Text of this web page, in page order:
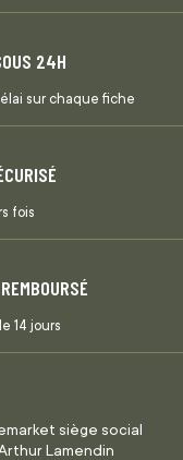
24H
sur chaque fiche
fois
14 jours
siège social
Lamendin